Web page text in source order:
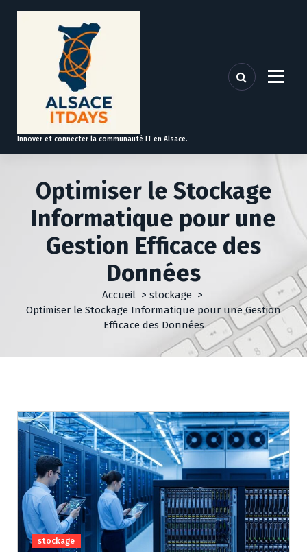
t
Innover et connecter la communauté IT en Alsace.
Optimiser le Stockage
Informatique pour une
Gestion Efficace des
Données
Accueil> stockage>
Optimiser le Stockage Informatique pour une Gestion
Efficace des Données
stockage